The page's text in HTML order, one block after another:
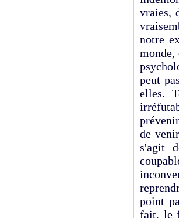
vraies,
notre
monde,
peut
elles.
de
s'agit
point
fait, le